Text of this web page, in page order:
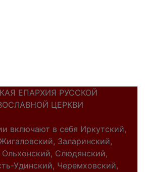
ЕПАРХИЯ РУССКОЙ
ЦЕРКВИ
включают в себя Иркутский,
Заларинский,
Ольхонский, Слюдянский,
Удинский, Черемховский,